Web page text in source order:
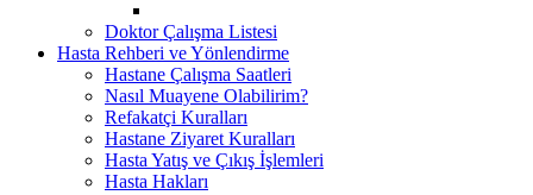
Doktor Çalışma Listesi
Hasta Rehberi ve Yönlendirme
Hastane Çalışma Saatleri
Nasıl Muayene Olabilirim?
Refakatçi Kuralları
Hastane Ziyaret Kuralları
Hasta Yatış ve Çıkış İşlemleri
Hasta Hakları